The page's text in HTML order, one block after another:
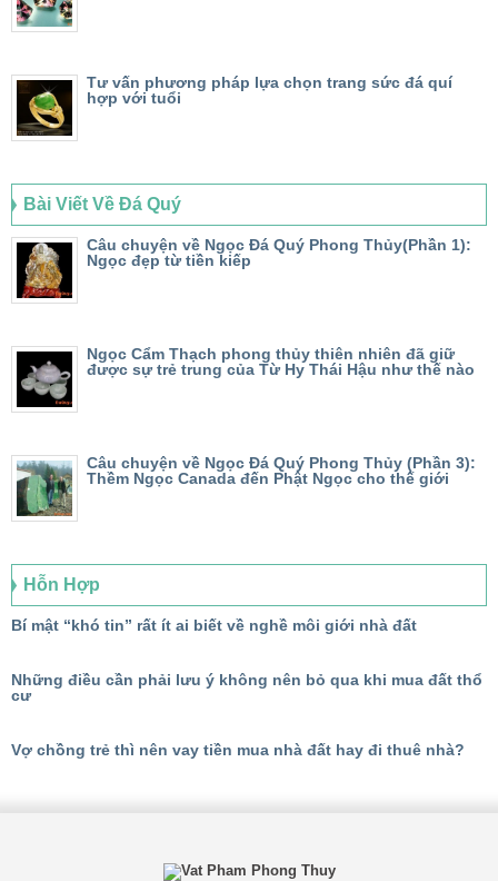
Tư vấn phương pháp lựa chọn trang sức đá quí
hợp với tuổi
Bài Viết Về Đá Quý
Câu chuyện về Ngọc Đá Quý Phong Thủy(Phần 1):
Ngọc đẹp từ tiền kiếp
Ngọc Cẩm Thạch phong thủy thiên nhiên đã giữ
được sự trẻ trung của Từ Hy Thái Hậu như thế nào
Câu chuyện về Ngọc Đá Quý Phong Thủy (Phần 3):
Thềm Ngọc Canada đến Phật Ngọc cho thế giới
Hỗn Hợp
Bí mật “khó tin” rất ít ai biết về nghề môi giới nhà đất
Những điều cần phải lưu ý không nên bỏ qua khi mua đất thổ
cư
Vợ chồng trẻ thì nên vay tiền mua nhà đất hay đi thuê nhà?